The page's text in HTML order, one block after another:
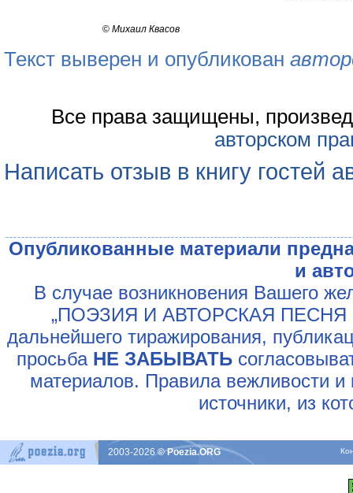
© Михаил Квасов
Текст выверен и опубликован
Все права защищены,
авторском
Написать отзыв в книгу гостей
Опубликованные материали
и
В случае возникновения Вашего
„ПОЭЗИЯ И АВТОРСКАЯ ПЕСНЯ
дальнейшего тиражирования,
просьба НЕ ЗАБЫВАТЬ
материалов. Правила вежливости и
источники, из
2003-2026© Poezia.ORG